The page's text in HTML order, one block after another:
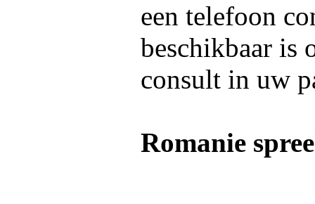
een telefoon
beschikbaar is
consult in uw
Romanie